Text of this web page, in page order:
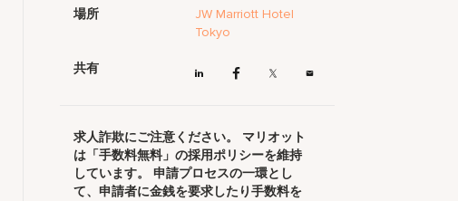
場所
JW Marriott Hotel
Tokyo
共有
求人詐欺にご注意ください。 マリオット
は「手数料無料」の採用ポリシーを維持
しています。 申請プロセスの一環とし
て、申請者に金銭を要求したり手数料を